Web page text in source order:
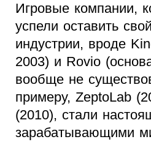
Игровые компании,
успели оставить
индустрии, вроде
2003) и Rovio
вообще не
примеру, ZeptoLab
(2010), стали
зарабатывающими